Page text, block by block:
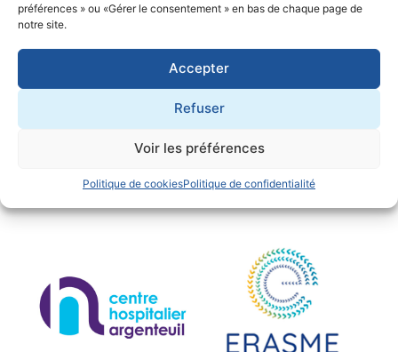
préférences » ou «Gérer le consentement » en bas de chaque page de
notre site.
Accepter
Refuser
Voir les préférences
Politique de cookiesPolitique de confidentialité
Les centres hospitaliers